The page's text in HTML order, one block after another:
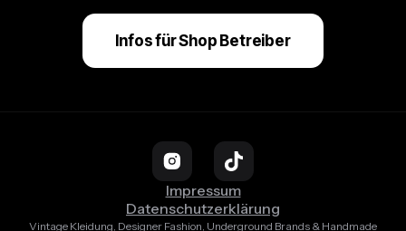
Infos für Shop Betreiber
Impressum
Datenschutzerklärung
Vintage Kleidung, Designer Fashion, Underground Brands & Handmade